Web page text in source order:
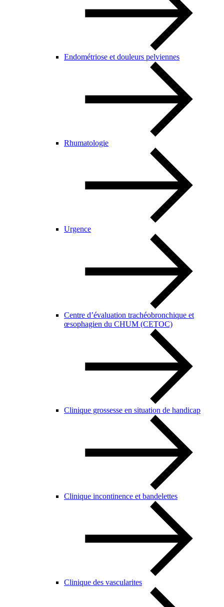
Endométriose et douleurs pelviennes
Rhumatologie
Urgence
Centre d’évaluation trachéobronchique et
œsophagien du CHUM (CETOC)
Clinique grossesse en situation de handicap
Clinique incontinence et bandelettes
Clinique des vascularites